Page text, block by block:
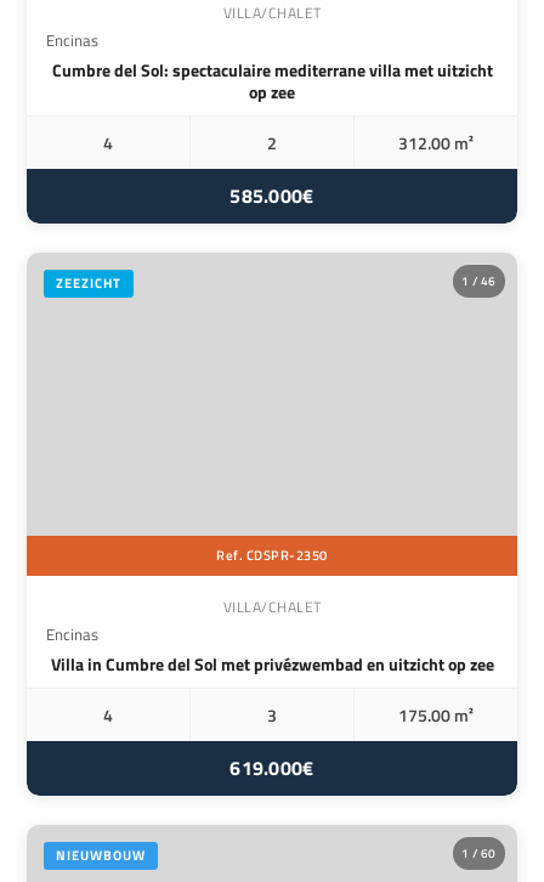
VILLA/CHALET
Encinas
Cumbre del Sol: spectaculaire mediterrane villa met uitzicht
op zee
4
2 312.00 m²
585.000€
1 / 46
ZEEZICHT
Ref. CDSPR-2350
VILLA/CHALET
Encinas
Villa in Cumbre del Sol met privézwembad en uitzicht op zee
4
3 175.00 m²
619.000€
1 / 60
NIEUWBOUW